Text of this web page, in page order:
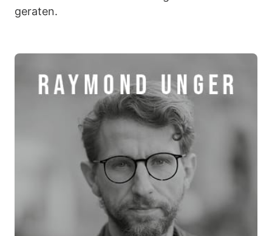
geraten.